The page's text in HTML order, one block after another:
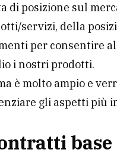
di posizione sul
servizi, della
per consentire
i nostri prodotti.
è molto ampio e
gli aspetti più
base